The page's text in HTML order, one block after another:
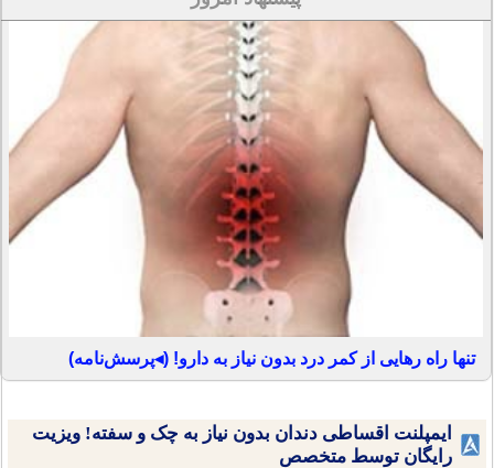
تنها راه رهایی از کمر درد بدون نیاز به دارو! (◂پرسش‌نامه)
ایمپلنت اقساطی دندان بدون نیاز به چک و سفته! ویزیت
رایگان توسط متخصص